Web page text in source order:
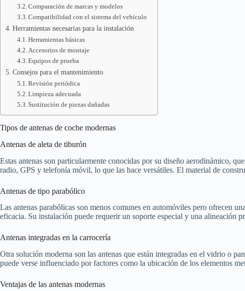
Comparación de marcas y modelos
Compatibilidad con el sistema del vehículo
Herramientas necesarias para la instalación
Herramientas básicas
Accesorios de montaje
Equipos de prueba
Consejos para el mantenimiento
Revisión periódica
Limpieza adecuada
Sustitución de piezas dañadas
Tipos de antenas de coche modernas
Antenas de aleta de tiburón
Estas antenas son particularmente conocidas por su diseño aerodinámico,
radio, GPS y telefonía móvil, lo que las hace versátiles. El material de
Antenas de tipo parabólico
Las antenas parabólicas son menos comunes en automóviles pero ofrecen
eficacia. Su instalación puede requerir un soporte especial y una alineación
Antenas integradas en la carrocería
Otra solución moderna son las antenas que están integradas en el vidrio o
puede verse influenciado por factores como la ubicación de los elementos
Ventajas de las antenas modernas